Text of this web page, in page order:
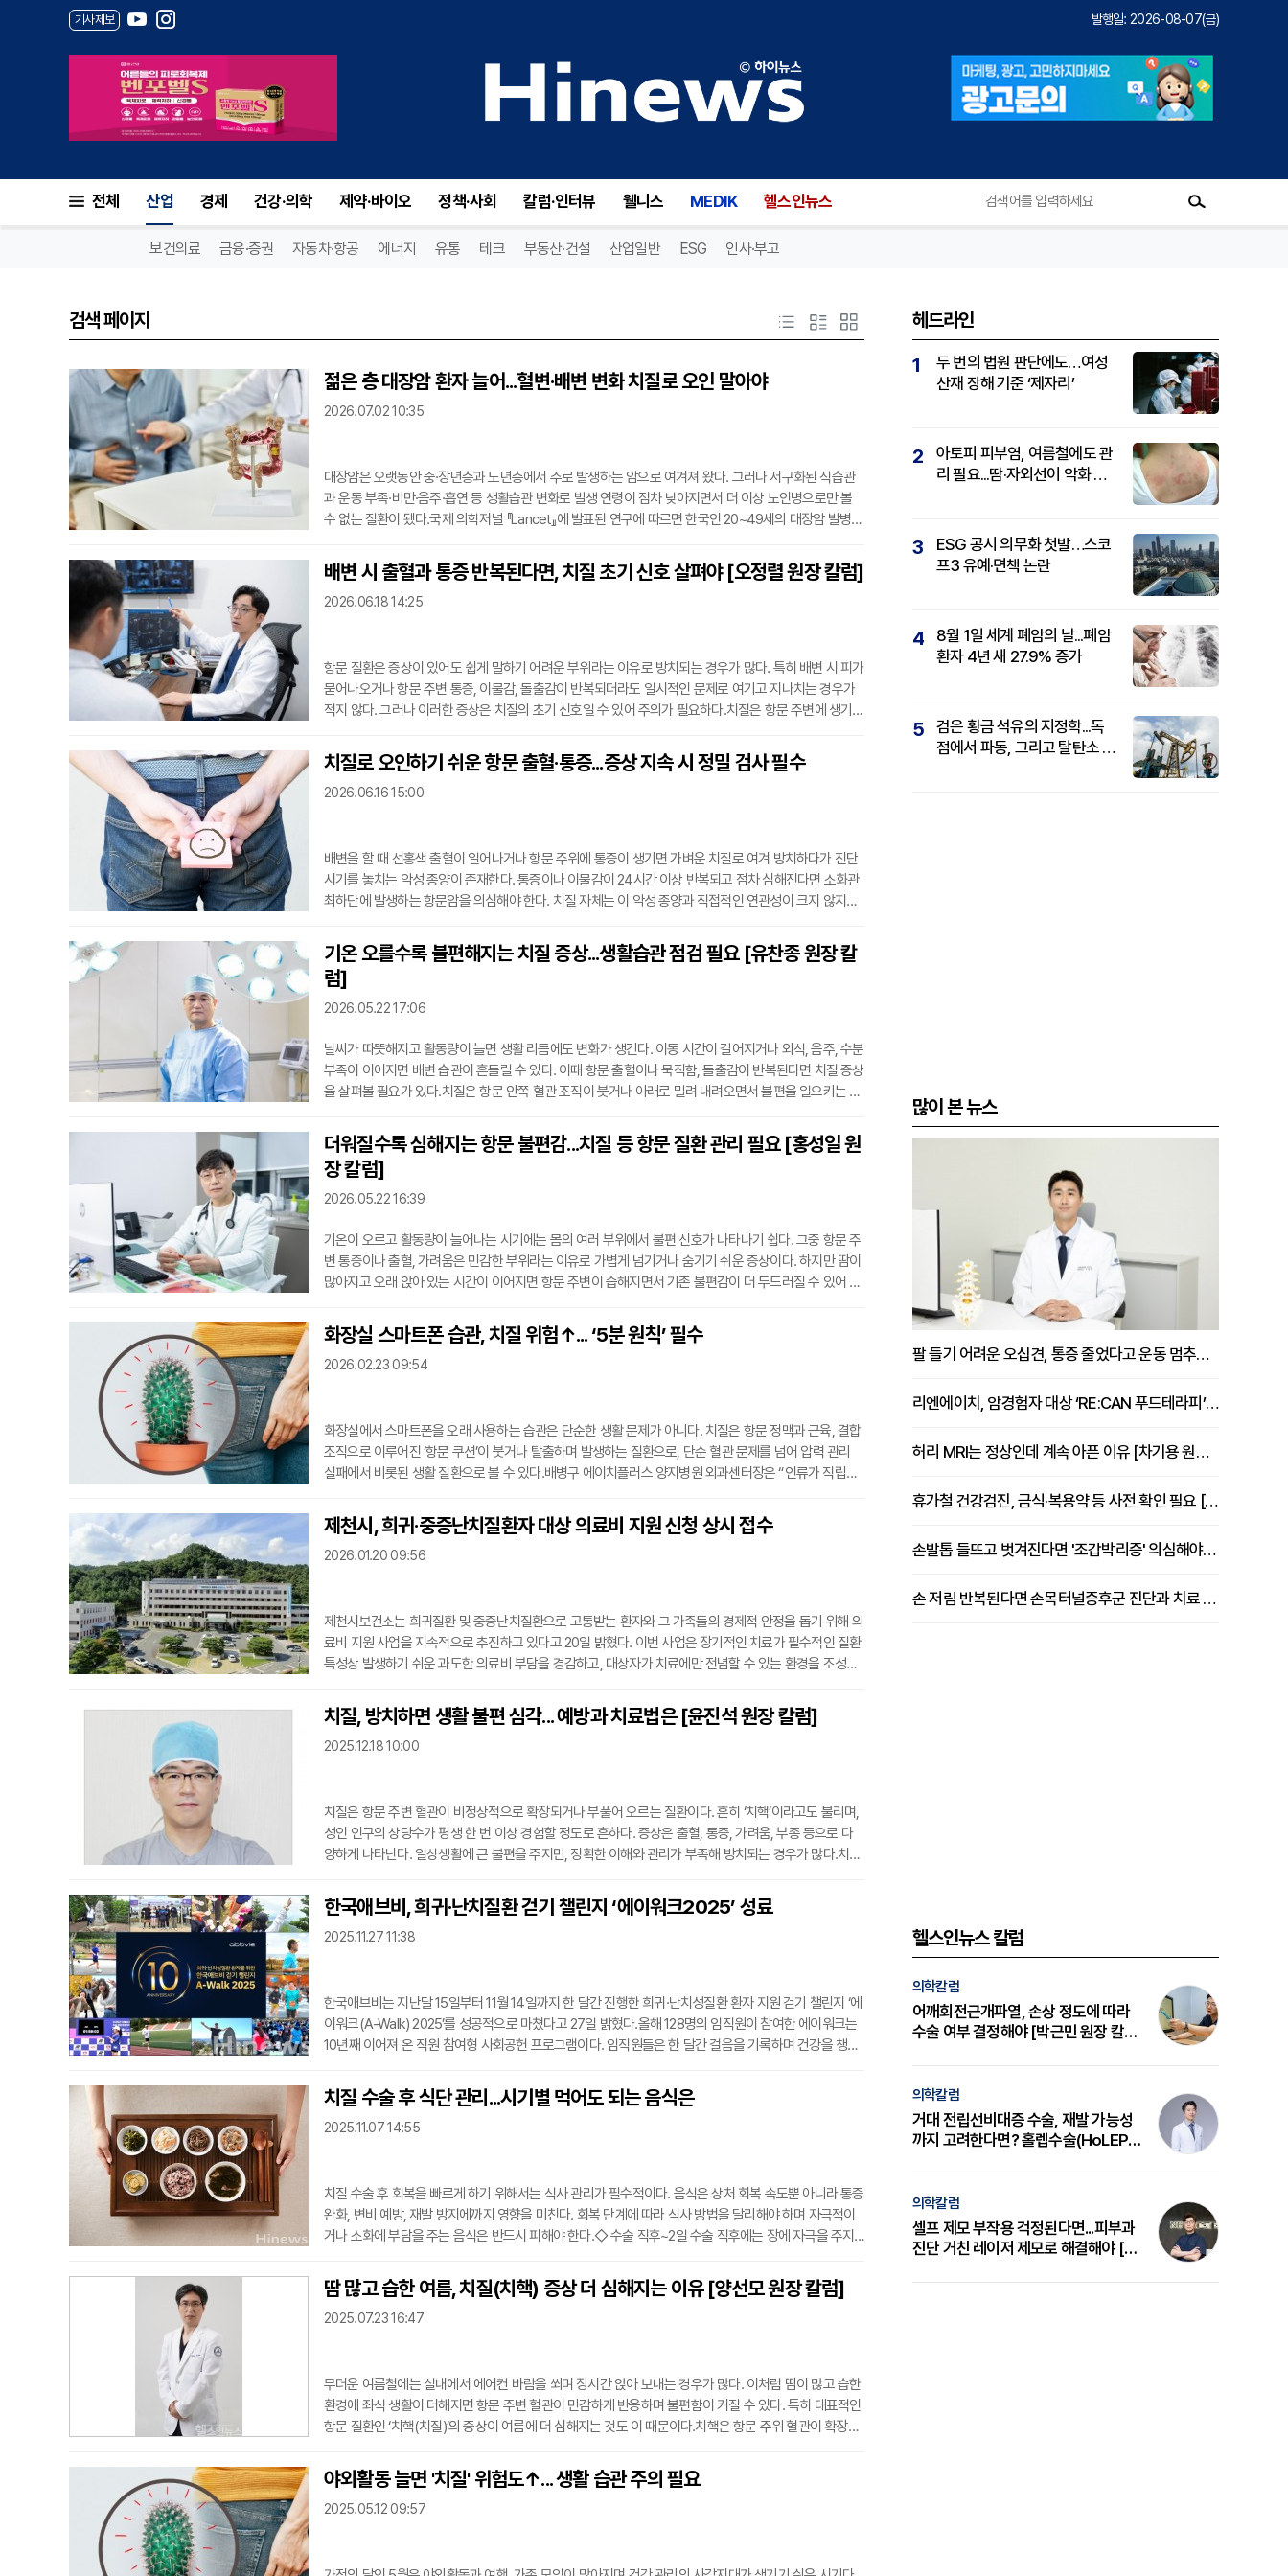
기사제보 발행일: 2026-08-07(금)
전체 산업 경제 건강·의학 제약·바이오 정책·사회 칼럼·인터뷰 웰니스 MEDIK 헬스인뉴스
보건의료 금융·증권 자동차·항공 에너지 유통 테크 부동산·건설 산업일반 ESG 인사·부고
검색 페이지
젊은 층 대장암 환자 늘어...혈변·배변 변화 치질로 오인 말아야
2026.07.02 10:35
대장암은 오랫동안 중·장년층과 노년층에서 주로 발생하는 암으로 여겨져 왔다. 그러나 서구화된 식습관
과 운동 부족·비만·음주·흡연 등 생활습관 변화로 발생 연령이 점차 낮아지면서 더 이상 노인병으로만 볼
수 없는 질환이 됐다.국제 의학저널 『Lancet』에 발표된 연구에 따르면 한국인 20~49세의 대장암 발병률
은 수준이다. 육류·가공육 섭취는 늘고 식이섬유 섭취는 줄어든 식단 변화가 대장 건강에 영향을 미치는 것
으로 알려져 있다.대장암의 가장 큰 문제 중 하나는 초기에 뚜렷한 증상이 없다는 점이다. 건강검진이나 대
배변 시 출혈과 통증 반복된다면, 치질 초기 신호 살펴야 [오정렬 원장 칼럼]
2026.06.18 14:25
항문 질환은 증상이 있어도 쉽게 말하기 어려운 부위라는 이유로 방치되는 경우가 많다. 특히 배변 시 피가
묻어나오거나 항문 주변 통증, 이물감, 돌출감이 반복되더라도 일시적인 문제로 여기고 지나치는 경우가
적지 않다. 그러나 이러한 증상은 치질의 초기 신호일 수 있어 주의가 필요하다.치질은 항문 주변에 생기는
관 조직이 늘어나거나 부풀면서 출혈, 돌출, 불편감을 유발하는 질환이다. 배변 후 선홍색 피가 휴지에 묻
거나 변기에 떨어지는 양상으로 나타나는 경우가 많다. 초기에는 통증이 심하지 않아 가볍게 생각하기 쉽
지만
치질로 오인하기 쉬운 항문 출혈·통증...증상 지속 시 정밀 검사 필수
2026.06.16 15:00
배변을 할 때 선홍색 출혈이 일어나거나 항문 주위에 통증이 생기면 가벼운 치질로 여겨 방치하다가 진단
시기를 놓치는 악성 종양이 존재한다. 통증이나 이물감이 24시간 이상 반복되고 점차 심해진다면 소화관
최하단에 발생하는 항문암을 의심해야 한다. 치질 자체는 이 악성 종양과 직접적인 연관성이 크지 않지만,
법 측면에서 대장암이나 직장암과 명확히 구분되는 별개의 질환이다. 질병의 형태는 악성 흑색종이나 선
암 유형으로도 나타나지만 대다수 사례는 편평상피세포암으로 확인된다. 국내 전체 암 발생 건수와 비교
하면 빈도
기온 오를수록 불편해지는 치질 증상...생활습관 점검 필요 [유찬종 원장 칼
럼]
2026.05.22 17:06
날씨가 따뜻해지고 활동량이 늘면 생활 리듬에도 변화가 생긴다. 이동 시간이 길어지거나 외식, 음주, 수분
부족이 이어지면 배변 습관이 흔들릴 수 있다. 이때 항문 출혈이나 묵직함, 돌출감이 반복된다면 치질 증상
을 살펴볼 필요가 있다.치질은 항문 안쪽 혈관 조직이 붓거나 아래로 밀려 내려오면서 불편을 일으키는 질
길어지고 변비가 반복되면 증상이 점차 뚜렷해질 수 있다.기온이 오르면 땀으로 인해 항문 주변이 습해지
고 가려움이나 따가움이 동반되기도 한다. 단순 피부 자극으로 생각하기 쉽지만, 기존 치질 증상과 겹치면
불
더워질수록 심해지는 항문 불편감...치질 등 항문 질환 관리 필요 [홍성일 원
장 칼럼]
2026.05.22 16:39
기온이 오르고 활동량이 늘어나는 시기에는 몸의 여러 부위에서 불편 신호가 나타나기 쉽다. 그중 항문 주
변 통증이나 출혈, 가려움은 민감한 부위라는 이유로 가볍게 넘기거나 숨기기 쉬운 증상이다. 하지만 땀이
많아지고 오래 앉아 있는 시간이 이어지면 항문 주변이 습해지면서 기존 불편감이 더 두드러질 수 있어 주
이 묵직하게 느껴지는 경우도 있고, 배변 시 찢어지는 듯한 통증이 반복되거나 항문 주변이 붓고 고름이 동
반되는 경우도 있다. 이러한 증상은 치핵, 치열, 치루 등 다양한 질환과 관련될 수 있으며, 겉으로 느끼는
불
화장실 스마트폰 습관, 치질 위험↑... ‘5분 원칙’ 필수
2026.02.23 09:54
화장실에서 스마트폰을 오래 사용하는 습관은 단순한 생활 문제가 아니다. 치질은 항문 정맥과 근육, 결합
조직으로 이루어진 ‘항문 쿠션’이 붓거나 탈출하며 발생하는 질환으로, 단순 혈관 문제를 넘어 압력 관리
실패에서 비롯된 생활 질환으로 볼 수 있다.배병구 에이치플러스 양지병원 외과센터장은 “인류가 직립보
없어 혈액이 쉽게 정체된다”며 “과도하게 힘을 주거나 장시간 변기에 앉는 습관이 복압을 높여 치질 발생
위험을 키운다”고 설명했다.치질은 진행 단계에 따라 1기부터 4기로 나뉜다. 초기 1기에서는 출혈이 주된
증
제천시, 희귀·중증난치질환자 대상 의료비 지원 신청 상시 접수
2026.01.20 09:56
제천시보건소는 희귀질환 및 중증난치질환으로 고통받는 환자와 그 가족들의 경제적 안정을 돕기 위해 의
료비 지원 사업을 지속적으로 추진하고 있다고 20일 밝혔다. 이번 사업은 장기적인 치료가 필수적인 질환
특성상 발생하기 쉬운 과도한 의료비 부담을 경감하고, 대상자가 치료에만 전념할 수 있는 환경을 조성하
따라 세분화되어 있으며, 요양급여 본인부담금(1,413개 질환), 월 30만 원의 간병비(105개 질환), 특수식
이 구입비(28개 질환) 등을 맞춤형으로 제공한다. 특히 의료급여 수급권자와 차상위 본인부담 경감 대상
자도 자격
치질, 방치하면 생활 불편 심각... 예방과 치료법은 [윤진석 원장 칼럼]
2025.12.18 10:00
치질은 항문 주변 혈관이 비정상적으로 확장되거나 부풀어 오르는 질환이다. 흔히 ‘치핵’이라고도 불리며,
성인 인구의 상당수가 평생 한 번 이상 경험할 정도로 흔하다. 증상은 출혈, 통증, 가려움, 부종 등으로 다
양하게 나타난다. 일상생활에 큰 불편을 주지만, 정확한 이해와 관리가 부족해 방치되는 경우가 많다.치질
이다. 반면 외치핵은 항문 바깥쪽에 생기며 통증과 부종이 뚜렷하다. 증상과 위치에 따라 치료 방법이 달라
지므로 전문적인 진단이 필수다.원인은 복합적이다. 변비나 장시간 앉아 있는 습관, 임신과 출산, 과도한
체
한국애브비, 희귀·난치질환 걷기 챌린지 ‘에이워크2025’ 성료
2025.11.27 11:38
한국애브비는 지난달 15일부터 11월 14일까지 한 달간 진행한 희귀·난치성질환 환자 지원 걷기 챌린지 ‘에
이워크(A-Walk) 2025’를 성공적으로 마쳤다고 27일 밝혔다.올해 128명의 임직원이 참여한 에이워크는
10년째 이어져 온 직원 참여형 사회공헌 프로그램이다. 임직원들은 한 달간 걸음을 기록하며 건강을 챙기
총 걸음수는 27백79만7442걸음으로, 목표치 5백만걸음의 약 556%를 달성했다. 목표 달성에 따라 마
련된 기부금은 연합회에 전달될 예정이다.안과사업부 조문식 팀장은 “바쁜 일상 속 건강을 챙기면서 기부
에도 참여할 수
치질 수술 후 식단 관리...시기별 먹어도 되는 음식은
2025.11.07 14:55
치질 수술 후 회복을 빠르게 하기 위해서는 식사 관리가 필수적이다. 음식은 상처 회복 속도뿐 아니라 통증
완화, 변비 예방, 재발 방지에까지 영향을 미친다. 회복 단계에 따라 식사 방법을 달리해야 하며 자극적이
거나 소화에 부담을 주는 음식은 반드시 피해야 한다.◇ 수술 직후~2일 수술 직후에는 장에 자극을 주지
김치 등이 적합하다. 바나나, 사과처럼 부드럽고 섬유질이 적당한 과일은 도움이 되며 하루 1.5~2L 이상의
수분을 충분히 섭취해야 한다. 매운 음식, 기름진 음식, 알코올, 카페인, 탄산음료, 찬 음식은 절대 피해야
땀 많고 습한 여름, 치질(치핵) 증상 더 심해지는 이유 [양선모 원장 칼럼]
2025.07.23 16:47
무더운 여름철에는 실내에서 에어컨 바람을 쐬며 장시간 앉아 보내는 경우가 많다. 이처럼 땀이 많고 습한
환경에 좌식 생활이 더해지면 항문 주변 혈관이 민감하게 반응하며 불편함이 커질 수 있다. 특히 대표적인
항문 질환인 ‘치핵(치질)’의 증상이 여름에 더 심해지는 것도 이 때문이다.치핵은 항문 주위 혈관이 확장돼
람으로 항문 주위 체온이 급격히 떨어지면 혈관 수축과 이완이 반복돼 통증과 불쾌감이 심해지기 쉽다. 여
기에 무더위로 인한 탈수, 불규칙한 배변 습관까지 겹치면 증상이 쉽게 나아지지 않고 만성화되기 쉽다.
야외활동 늘면 '치질' 위험도↑... 생활 습관 주의 필요
2025.05.12 09:57
헤드라인
1
두 번의 법원 판단에도…여성
산재 장해 기준 ‘제자리’
2
아토피 피부염, 여름철에도 관
리 필요...땀·자외선이 악화 요
3
ESG 공시 의무화 첫발…스코
프3 유예·면책 논란
4
8월 1일 세계 폐암의 날...폐암
환자 4년 새 27.9% 증가
5
검은 황금 석유의 지정학...독
점에서 파동, 그리고 탈탄소 패
많이 본 뉴스
팔 들기 어려운 오십견, 통증 줄었다고 운동 멈추면 안 되는 이유 [이병욱 원장 칼럼]
리엔에이치, 암경험자 대상 ‘RE:CAN 푸드테라피’ 운영
허리 MRI는 정상인데 계속 아픈 이유 [차기용 원장 칼럼]
휴가철 건강검진, 금식·복용약 등 사전 확인 필요 [정도감 원장 칼럼]
손발톱 들뜨고 벗겨진다면 '조갑박리증' 의심해야 [김철윤 원장 칼럼]
손 저림 반복된다면 손목터널증후군 진단과 치료 시기 살펴야 [김동현 원장 칼럼]
헬스인뉴스 칼럼
의학칼럼
어깨회전근개파열, 손상 정도에 따라
수술 여부 결정해야 [박근민 원장 칼
의학칼럼
거대 전립선비대증 수술, 재발 가능성
까지 고려한다면? 홀렙수술(HoLEP)
의학칼럼
셀프 제모 부작용 걱정된다면...피부과
진단 거친 레이저 제모로 해결해야 [변